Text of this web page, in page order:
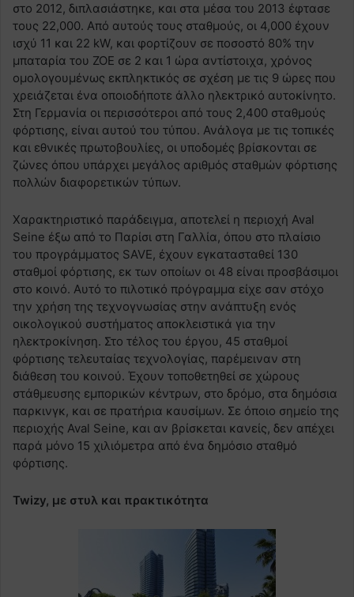
στο 2012, διπλασιάστηκε, και στα μέσα του 2013 έφτασε
τους 22,000. Από αυτούς τους σταθμούς, οι 4,000 έχουν
ισχύ 11 και 22 kW, και φορτίζουν σε ποσοστό 80% την
μπαταρία του ZOE σε 2 και 1 ώρα αντίστοιχα, χρόνος
ομολογουμένως εκπληκτικός σε σχέση με τις 9 ώρες που
χρειάζεται ένα οποιοδήποτε άλλο ηλεκτρικό αυτοκίνητο.
Στη Γερμανία οι περισσότεροι από τους 2,400 σταθμούς
φόρτισης, είναι αυτού του τύπου. Ανάλογα με τις τοπικές
και εθνικές πρωτοβουλίες, οι υποδομές βρίσκονται σε
ζώνες όπου υπάρχει μεγάλος αριθμός σταθμών φόρτισης
πολλών διαφορετικών τύπων.
Χαρακτηριστικό παράδειγμα, αποτελεί η περιοχή Aval
Seine έξω από το Παρίσι στη Γαλλία, όπου στο πλαίσιο
του προγράμματος SAVE, έχουν εγκατασταθεί 130
σταθμοί φόρτισης, εκ των οποίων οι 48 είναι προσβάσιμοι
στο κοινό. Αυτό το πιλοτικό πρόγραμμα είχε σαν στόχο
την χρήση της τεχνογνωσίας στην ανάπτυξη ενός
οικολογικού συστήματος αποκλειστικά για την
ηλεκτροκίνηση. Στο τέλος του έργου, 45 σταθμοί
φόρτισης τελευταίας τεχνολογίας, παρέμειναν στη
διάθεση του κοινού. Έχουν τοποθετηθεί σε χώρους
στάθμευσης εμπορικών κέντρων, στο δρόμο, στα δημόσια
παρκινγκ, και σε πρατήρια καυσίμων. Σε όποιο σημείο της
περιοχής Aval Seine, και αν βρίσκεται κανείς, δεν απέχει
παρά μόνο 15 χιλιόμετρα από ένα δημόσιο σταθμό
φόρτισης.
Twizy, με στυλ και πρακτικότητα